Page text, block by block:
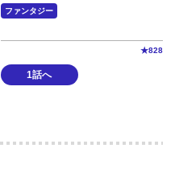
ファンタジー
★828
1話へ